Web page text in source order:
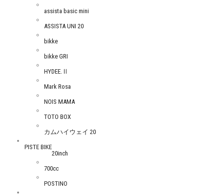
assista basic mini
ASSISTA UNI 20
bikke
bikke GRI
HYDEE.Ⅱ
Mark Rosa
NOIS MAMA
TOTO BOX
カムハイウェイ 20
PISTE BIKE
20inch
700cc
POSTINO